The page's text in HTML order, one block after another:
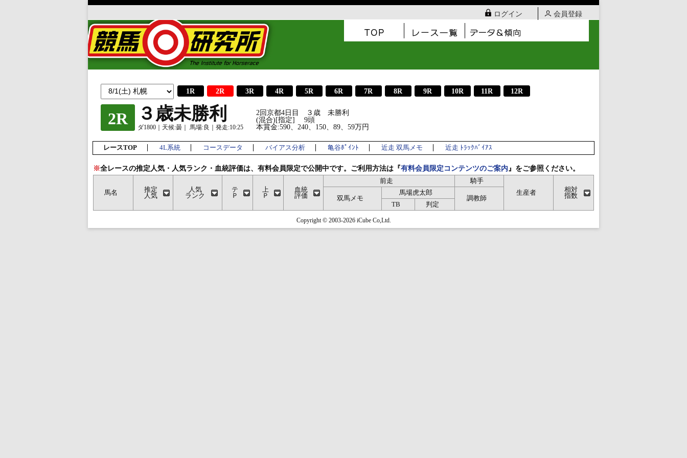
ログイン 会員登録
1R 2R 3R 4R 5R 6R 7R 8R 9R 10R 11R 12R
2R ３歳未勝利
ダ1800｜天候:曇｜ 馬場:良｜発走:10:25
2回京都4日目 ３歳 未勝利
(混合)[指定] 9頭
本賞金:590、240、150、89、59万円
レースTOP 4L系統 コースデータ バイアス分析 亀谷ﾎﾟｲﾝﾄ 近走 双馬メモ 近走 ﾄﾗｯｸﾊﾞｲｱｽ
※全レースの推定人気・人気ランク・血統評価は、有料会員限定で公開中です。ご利用方法は『有料会員限定コンテンツのご案内 』をご参照ください。
馬名
推定
人気
人気
ランク
テ
Ｐ
上
Ｐ
血統
評価
前走
騎手
生産者
相対
指数
双馬メモ
馬場虎太郎
調教師
TB
判定
Copyright © 2003-2026 iCube Co,Ltd.